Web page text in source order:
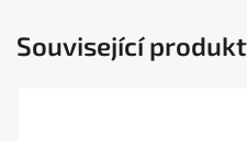
Související